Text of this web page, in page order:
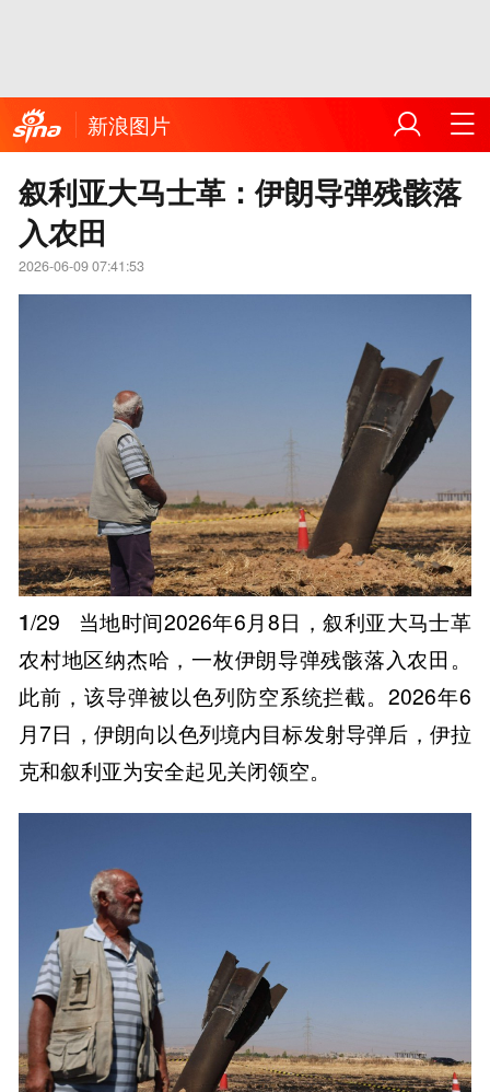
新浪图片
叙利亚大马士革：伊朗导弹残骸落
入农田
2026-06-09 07:41:53
1/29
当地时间2026年6月8日，叙利亚大马士革
农村地区纳杰哈，一枚伊朗导弹残骸落入农田。
此前，该导弹被以色列防空系统拦截。2026年6
月7日，伊朗向以色列境内目标发射导弹后，伊拉
克和叙利亚为安全起见关闭领空。